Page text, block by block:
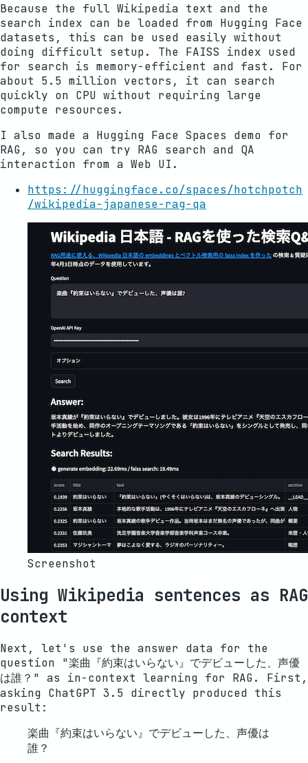
Because the full Wikipedia text and the
search index can be loaded from Hugging Face
datasets, this can be used easily without
doing difficult setup. The FAISS index used
for search is memory-efficient and fast. For
about 5.5 million vectors, it can search
quickly on CPU without requiring large
compute resources.
I also made a Hugging Face Spaces demo for
RAG, so you can try RAG search and QA
interaction from a Web UI.
https://huggingface.co/spaces/hotchpotch
/wikipedia-japanese-rag-qa
Screenshot
Using Wikipedia sentences as RAG
context
Next, let's use the answer data for the
question "楽曲『約束はいらない』でデビューした、声優
は誰？" as in-context learning for RAG. First,
asking ChatGPT 3.5 directly produced this
result:
楽曲『約束はいらない』でデビューした、声優は
誰？